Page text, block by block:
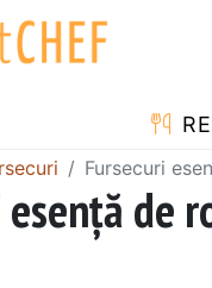
Fursecuri
de